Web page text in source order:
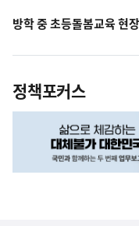
방학 중 초등돌봄교육 현
정책포커스